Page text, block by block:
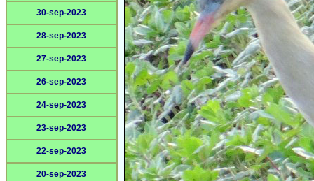
30-sep-2023
28-sep-2023
27-sep-2023
26-sep-2023
24-sep-2023
23-sep-2023
22-sep-2023
20-sep-2023